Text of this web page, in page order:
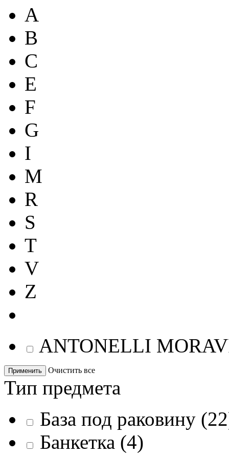
A
B
C
E
F
G
I
M
R
S
T
V
Z
ANTONELLI
Применить Очистить все
Тип предмета
База под раковину (22
Банкетка (4)